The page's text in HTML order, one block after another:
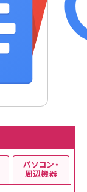
パソコン・
周辺機器